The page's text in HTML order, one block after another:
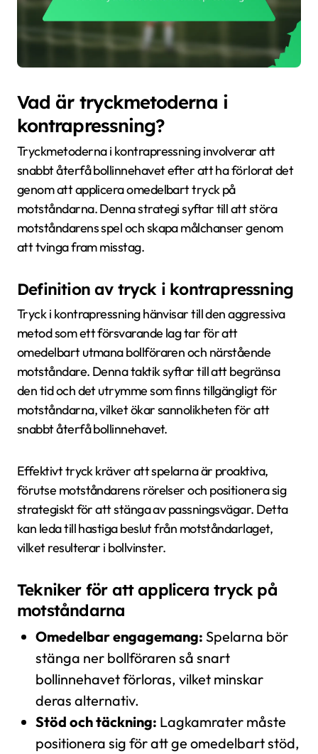
Vad är tryckmetoderna i
kontrapressning?
Tryckmetoderna i kontrapressning involverar att
snabbt återfå bollinnehavet efter att ha förlorat det
genom att applicera omedelbart tryck på
motståndarna. Denna strategi syftar till att störa
motståndarens spel och skapa målchanser genom
att tvinga fram misstag.
Definition av tryck i kontrapressning
Tryck i kontrapressning hänvisar till den aggressiva
metod som ett försvarande lag tar för att
omedelbart utmana bollföraren och närstående
motståndare. Denna taktik syftar till att begränsa
den tid och det utrymme som finns tillgängligt för
motståndarna, vilket ökar sannolikheten för att
snabbt återfå bollinnehavet.
Effektivt tryck kräver att spelarna är proaktiva,
förutse motståndarens rörelser och positionera sig
strategiskt för att stänga av passningsvägar. Detta
kan leda till hastiga beslut från motståndarlaget,
vilket resulterar i bollvinster.
Tekniker för att applicera tryck på
motståndarna
Omedelbar engagemang: Spelarna bör
stänga ner bollföraren så snart
bollinnehavet förloras, vilket minskar
deras alternativ.
Stöd och täckning: Lagkamrater måste
positionera sig för att ge omedelbart stöd,